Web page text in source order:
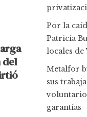
del
Por la
Patricia
locales de
Metalfor
sus
garantías